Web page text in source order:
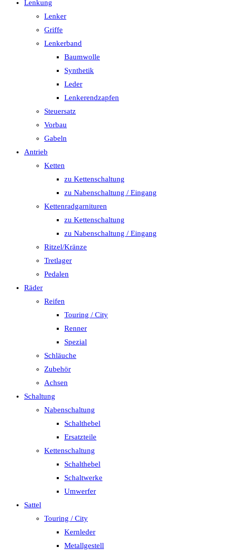
Lenkung
Lenker
Griffe
Lenkerband
Baumwolle
Synthetik
Leder
Lenkerendzapfen
Steuersatz
Vorbau
Gabeln
Antrieb
Ketten
zu Kettenschaltung
zu Nabenschaltung / Eingang
Kettenradgarnituren
zu Kettenschaltung
zu Nabenschaltung / Eingang
Ritzel/Kränze
Tretlager
Pedalen
Räder
Reifen
Touring / City
Renner
Spezial
Schläuche
Zubehör
Achsen
Schaltung
Nabenschaltung
Schalthebel
Ersatzteile
Kettenschaltung
Schalthebel
Schaltwerke
Umwerfer
Sattel
Touring / City
Kernleder
Metallgestell